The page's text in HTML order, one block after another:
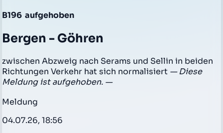
B196 aufgehoben
Bergen - Göhren
zwischen Abzweig nach Serams und Sellin in beiden
Richtungen Verkehr hat sich normalisiert — Diese
Meldung ist aufgehoben. —
Meldung
04.07.26, 18:56